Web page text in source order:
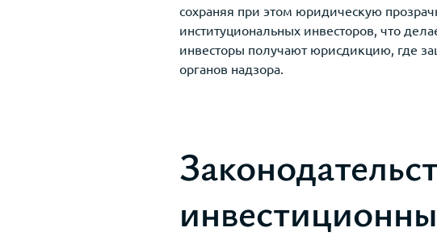
сохраняя при этом юридическую
институциональных инвесторов, что
инвесторы получают юрисдикцию, где
органов надзора.